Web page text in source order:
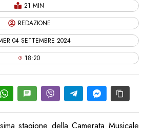
21 MIN
REDAZIONE
04 SETTEMBRE 2024
18:20
stagione della Camerata Musicale